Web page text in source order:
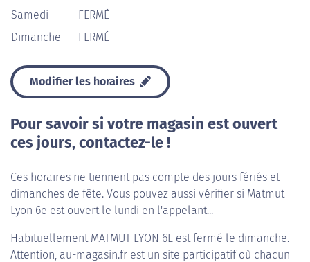
Samedi
FERMÉ
Dimanche
FERMÉ
Modifier les horaires
Pour savoir si votre magasin est ouvert
ces jours, contactez-le !
Ces horaires ne tiennent pas compte des jours fériés et
dimanches de fête. Vous pouvez aussi vérifier si Matmut
Lyon 6e est ouvert le lundi en l'appelant...
Habituellement MATMUT LYON 6E est fermé le dimanche.
Attention, au-magasin.fr est un site participatif où chacun